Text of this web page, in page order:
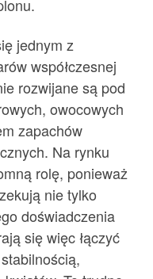
jednym z
współczesnej
rozwijane są pod
owocowych
zapachów
Na rynku
rolę, ponieważ
nie tylko
doświadczenia
się więc łączyć